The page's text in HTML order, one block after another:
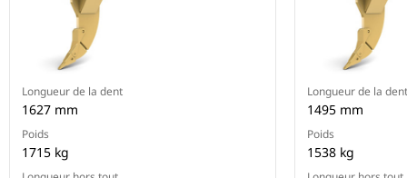
Longueur de la dent
1627 mm
Poids
1715 kg
Longueur de la dent
1495 mm
Poids
1538 kg